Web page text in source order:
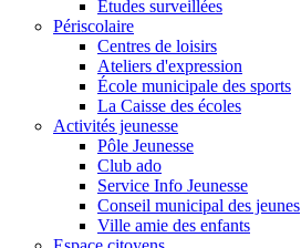
Études surveillées
Périscolaire
Centres de loisirs
Ateliers d'expression
École municipale des sports
La Caisse des écoles
Activités jeunesse
Pôle Jeunesse
Club ado
Service Info Jeunesse
Conseil municipal des jeunes
Ville amie des enfants